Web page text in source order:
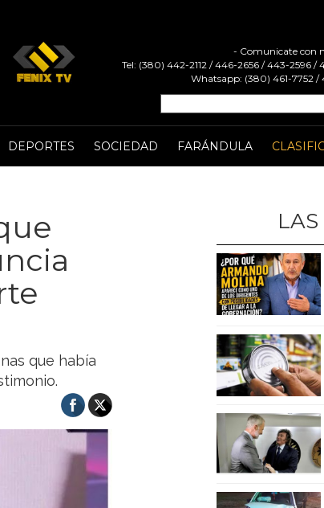
- Comunicate con
Tel: (380) 442-2112 / 446-2656 / 443-2596 /
Whatsapp: (380) 461-7752 /
DEPORTES SOCIEDAD FARÁNDULA
que había